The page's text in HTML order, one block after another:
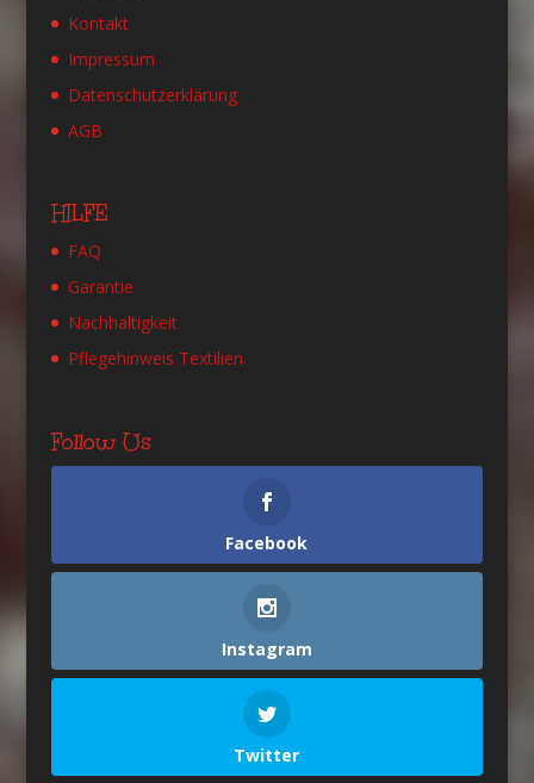
Kontakt
Impressum
Datenschutzerklärung
AGB
HILFE
FAQ
Garantie
Nachhaltigkeit
Pflegehinweis Textilien
Follow Us
Facebook
Instagram
Twitter